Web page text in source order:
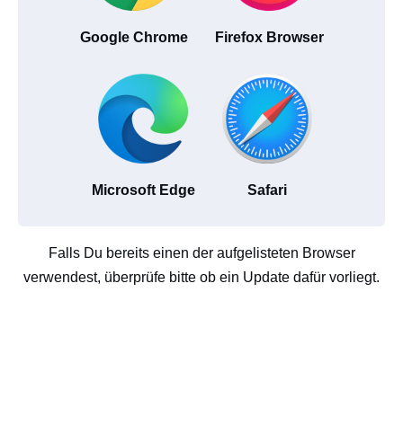
Google Chrome Firefox Browser
Microsoft Edge Safari
Falls Du bereits einen der aufgelisteten Browser
verwendest, überprüfe bitte ob ein Update dafür vorliegt.